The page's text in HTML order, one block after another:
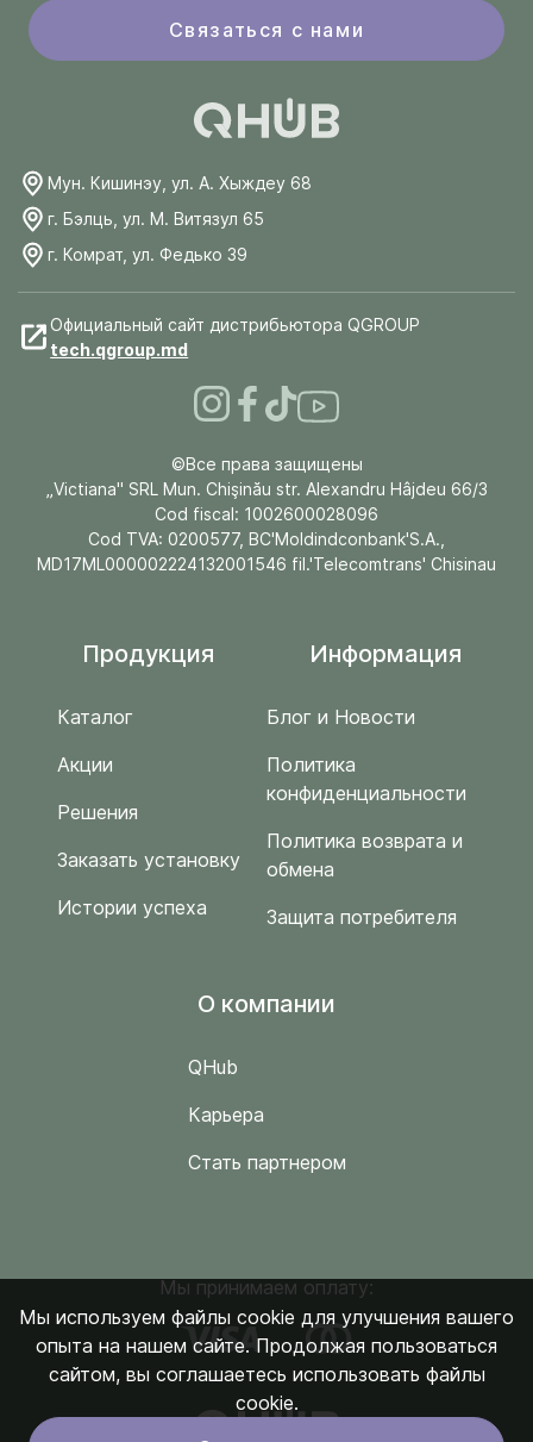
Связаться с нами
Мун. Кишинэу, ул. А. Хыждеу 68
г. Бэлць, ул. М. Витязул 65
г. Комрат, ул. Федько 39
Официальный сайт дистрибьютора QGROUP
tech.qgroup.md
©Все права защищены
„Victiana" SRL Mun. Chişinău str. Alexandru Hâjdeu 66/3
Cod fiscal: 1002600028096
Cod TVA: 0200577, BC'Moldindconbank'S.A.,
MD17ML000002224132001546 fil.'Telecomtrans' Chisinau
Продукция
Каталог
Акции
Решения
Заказать установку
Истории успеха
Информация
Блог и Новости
Политика
конфиденциальности
Политика возврата и
обмена
Защита потребителя
O компании
QHub
Карьера
Стать партнером
Мы принимаем оплату:
Мы используем файлы cookie для улучшения вашего
опыта на нашем сайте. Продолжая пользоваться
сайтом, вы соглашаетесь использовать файлы
cookie.